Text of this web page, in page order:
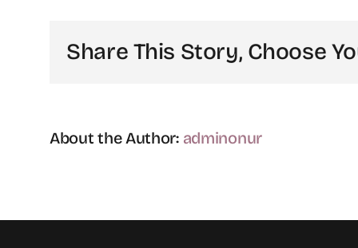
Share This Story, Choose
About the Author: adminonur